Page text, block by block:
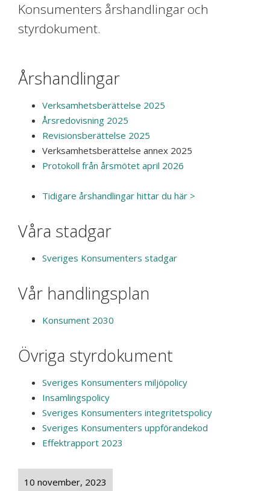
Konsumenters årshandlingar och
styrdokument.
Årshandlingar
Verksamhetsberättelse 2025
Årsredovisning 2025
Revisionsberättelse 2025
Verksamhetsberättelse annex 2025
Protokoll från årsmötet april 2026
Tidigare årshandlingar hittar du här >
Våra stadgar
Sveriges Konsumenters stadgar
Vår handlingsplan
Konsument 2030
Övriga styrdokument
Sveriges Konsumenters miljöpolicy
Insamlingspolicy
Sveriges Konsumenters integritetspolicy
Sveriges Konsumenters uppförandekod
Effektrapport 2023
10 november, 2023